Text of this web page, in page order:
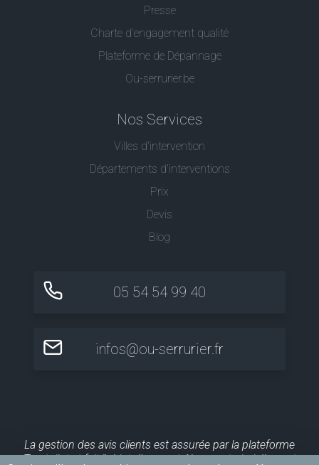
Presse
Charte d’engagement qualité
Plateforme de Dépannage
Ou-serrurier.be
Nos Services
Villes d'intervention
Départements d'interventions
Prix
Devis
Blog
05 54 54 99 40
infos@ou-serrurier.fr
La gestion des avis clients est assurée par la plateforme
Trustpilot et fait l'objet d'un contrôle a posteriori. Ils sont